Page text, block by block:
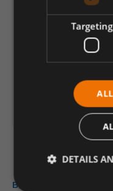
Anzahl verringern
In den
Beschreibung
Targeting
DETAILS